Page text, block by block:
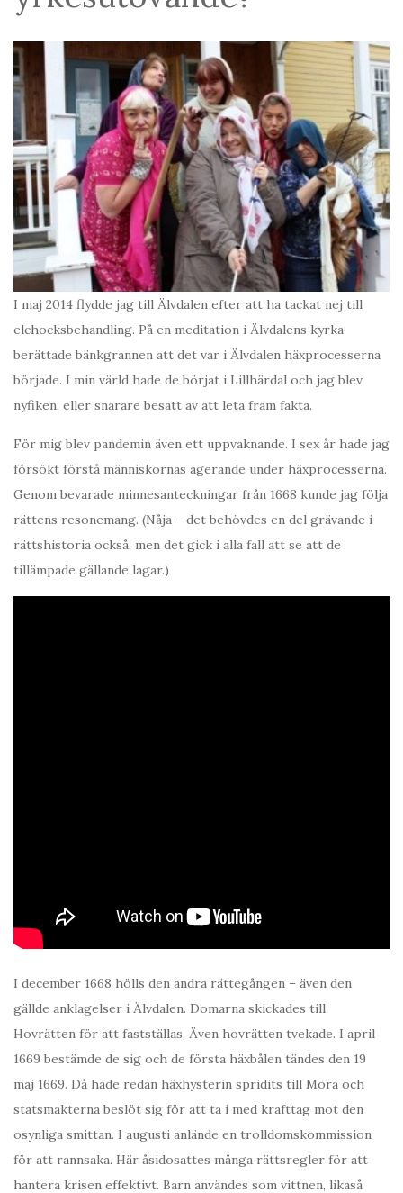
I maj 2014 flydde jag till Älvdalen efter att ha tackat nej till
elchocksbehandling. På en meditation i Älvdalens kyrka
berättade bänkgrannen att det var i Älvdalen häxprocesserna
började. I min värld hade de börjat i Lillhärdal och jag blev
nyfiken, eller snarare besatt av att leta fram fakta.
För mig blev pandemin även ett uppvaknande. I sex år hade jag
försökt förstå människornas agerande under häxprocesserna.
Genom bevarade minnesanteckningar från 1668 kunde jag följa
rättens resonemang. (Nåja – det behövdes en del grävande i
rättshistoria också, men det gick i alla fall att se att de
tillämpade gällande lagar.)
I december 1668 hölls den andra rättegången – även den
gällde anklagelser i Älvdalen. Domarna skickades till
Hovrätten för att fastställas. Även hovrätten tvekade. I april
1669 bestämde de sig och de första häxbålen tändes den 19
maj 1669. Då hade redan häxhysterin spridits till Mora och
statsmakterna beslöt sig för att ta i med krafttag mot den
osynliga smittan. I augusti anlände en trolldomskommission
för att rannsaka. Här åsidosattes många rättsregler för att
hantera krisen effektivt. Barn användes som vittnen, likaså